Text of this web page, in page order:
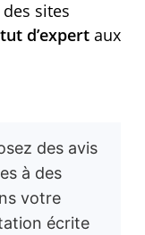
sites
d’expertaux
des avis
à des
votre
écrite